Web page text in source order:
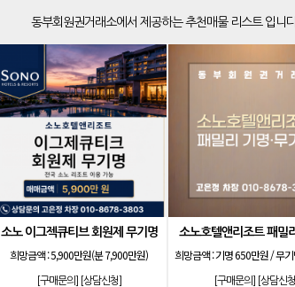
[골프]더시에나서울cc 회원권
[골프]비전힐스cc 골프회원권
동부회원권거래소에서 제공하는 추천매물 리스트 입니
소노 이그젝큐티브 회원제 무기명
희망금액 :5,900만원(분 7,900만원)
[구매문의] [상담신청]
소노호텔앤리조트 패밀
희망금액 :기명 650만원 / 무기
[구매문의] [상담신청]